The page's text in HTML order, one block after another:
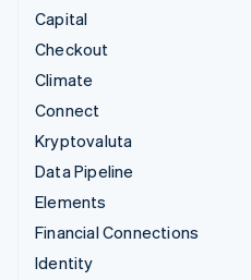
Capital
Checkout
Climate
Connect
Kryptovaluta
Data Pipeline
Elements
Financial Connections
Identity